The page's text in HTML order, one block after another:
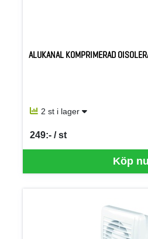
ALUKANAL KOMPRIMERAD
2 st i lager
Köp nu
249:- / st
SEK per ST